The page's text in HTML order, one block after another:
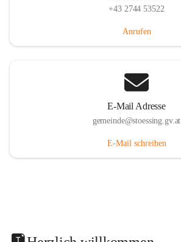
+43 2744 53522
Anrufen
E-Mail Adresse
gemeinde@stoessing.gv.at
E-Mail schreiben